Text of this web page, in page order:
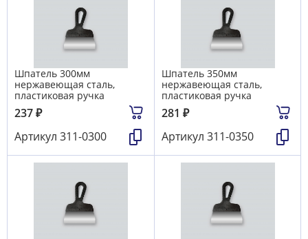
Шпатель 300мм
нержавеющая сталь,
пластиковая ручка
237₽
Артикул 311-0300
Шпатель 350мм
нержавеющая сталь,
пластиковая ручка
281 ₽
Артикул 311-0350